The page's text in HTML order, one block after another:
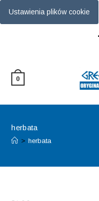
Ustawienia plików cookie
0
herbata
> herbata